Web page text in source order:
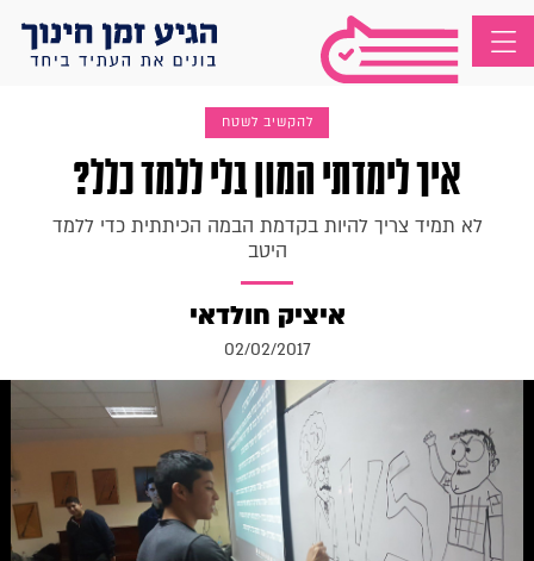
להקשיב לשטח
איך לימדתי המון בלי ללמד כלל?
לא תמיד צריך להיות בקדמת הבמה הכיתתית כדי ללמד
היטב
איציק חולדאי
02/02/2017